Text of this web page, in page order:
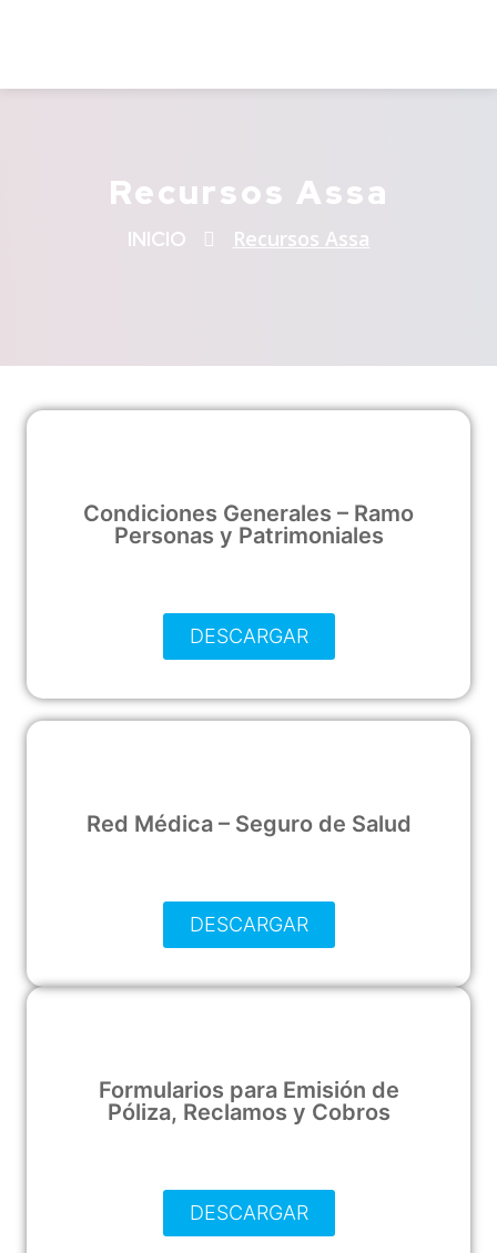
Recursos Assa
INICIO Recursos Assa
Condiciones Generales – Ramo
Personas y Patrimoniales
DESCARGAR
Red Médica – Seguro de Salud
DESCARGAR
Formularios para Emisión de
Póliza, Reclamos y Cobros
DESCARGAR